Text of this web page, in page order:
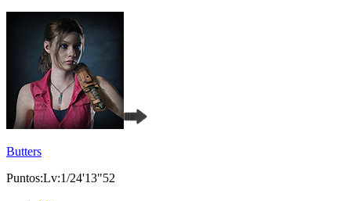
Butters
Puntos:Lv:1/24'13"52